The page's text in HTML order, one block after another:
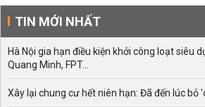
Hàng Bột, Khâm Thiên, Khương
Hạ, Láng Thượng, Nam Đồng, Ngã
Phương Liên, Phương Mai, Quang
Giám, Thịnh Quang, Thổ Quan,
Trung Tự, Văn Chương, Văn Miếu.
Bên cạnh đó, bản đồ quy hoạch
TIN MỚI NHẤT
Hà Nội gia hạn điều kiện khởi công loạt siêu
Quang Minh, FPT...
Xây lại chung cư hết niên hạn: Đã đến lúc bỏ